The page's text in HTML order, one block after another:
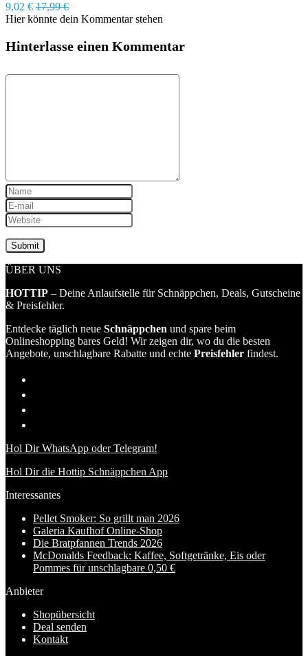
9,02 € 17,99 €
Hier könnte dein Kommentar stehen
Hinterlasse einen Kommentar
ÜBER UNS
HOTTIP – Deine Anlaufstelle für Schnäppchen, Deals, Gutscheine
& Preisfehler.
Entdecke täglich neue Schnäppchen und spare beim
Onlineshopping bares Geld! Wir zeigen dir, wo du die besten
Angebote, unschlagbare Rabatte und echte Preisfehler findest.
Hol Dir WhatsApp oder Telegram!
Hol Dir die Hottip Schnäppchen App
Interessantes
Pellet Smoker: So grillt man 2026
Galeria Kaufhof Online-Shop
Die Bratpfannen Trends 2026
McDonalds Feedback: Kaffee, Softgetränke, Eis oder
Pommes für unschlagbare 0,50 €
Anbieter
Shopübersicht
Deal senden
Kontakt